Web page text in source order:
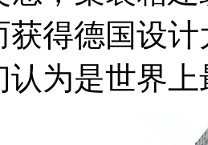
获得德国设
认为是世界